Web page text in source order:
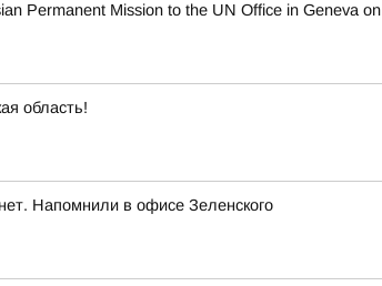
Permanent Mission to the UN Office in Geneva
область!
Напомнили в офисе Зеленского